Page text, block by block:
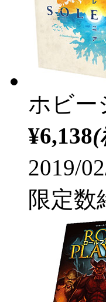
ホビー
¥6,138(
2019/
限定数